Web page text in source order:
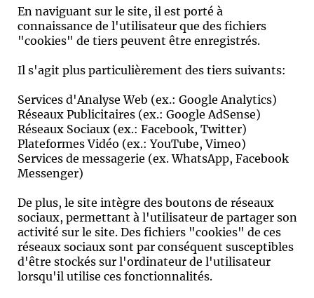
En naviguant sur le site, il est porté à
connaissance de l'utilisateur que des fichiers
"cookies" de tiers peuvent être enregistrés.
Il s'agit plus particulièrement des tiers suivants:
Services d'Analyse Web (ex.: Google Analytics)
Réseaux Publicitaires (ex.: Google AdSense)
Réseaux Sociaux (ex.: Facebook, Twitter)
Plateformes Vidéo (ex.: YouTube, Vimeo)
Services de messagerie (ex. WhatsApp, Facebook
Messenger)
De plus, le site intègre des boutons de réseaux
sociaux, permettant à l'utilisateur de partager son
activité sur le site. Des fichiers "cookies" de ces
réseaux sociaux sont par conséquent susceptibles
d'être stockés sur l'ordinateur de l'utilisateur
lorsqu'il utilise ces fonctionnalités.